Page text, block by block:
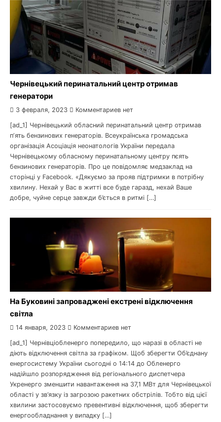
Чернівецький перинатальний центр отримав
генератори
3 февраля, 2023 Комментариев нет
[ad_1] Чернівецький обласний перинатальний центр отримав
пʼять бензинових генераторів. Всеукраїнська громадська
організація Асоціація неонатологів України передала
Чернівецькому обласному перинатальному центру пєять
бензинових генераторів. Про це повідомляє медзаклад на
сторінці у Facebook. «Дякуємо за прояв підтримки в потрібну
хвилину. Нехай у Вас в житті все буде гаразд, нехай Ваше
добре, чуйне серце завжди б’ється в ритмі […]
На Буковині запроваджені екстрені відключення
світла
14 января, 2023 Комментариев нет
[ad_1] Чернівціобленерго попередило, що наразі в області не
діють відключення світла за графіком. Щоб зберегти Об’єднану
енергосистему України сьогодні о 14:14 до Обленерго
надійшло розпорядження від регіонального диспетчера
Укренерго зменшити навантаження на 37,1 МВт для Чернівецької
області у зв’язку із загрозою ракетних обстрілів. Тобто від цієї
хвилини застосовуємо превентивні відключення, щоб зберегти
енергообладнання у випадку […]